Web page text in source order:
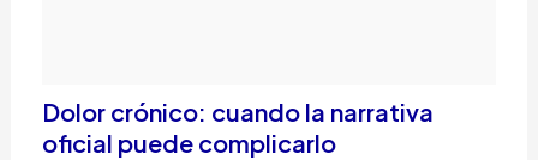
Dolor crónico: cuando la narrativa
oficial puede complicarlo